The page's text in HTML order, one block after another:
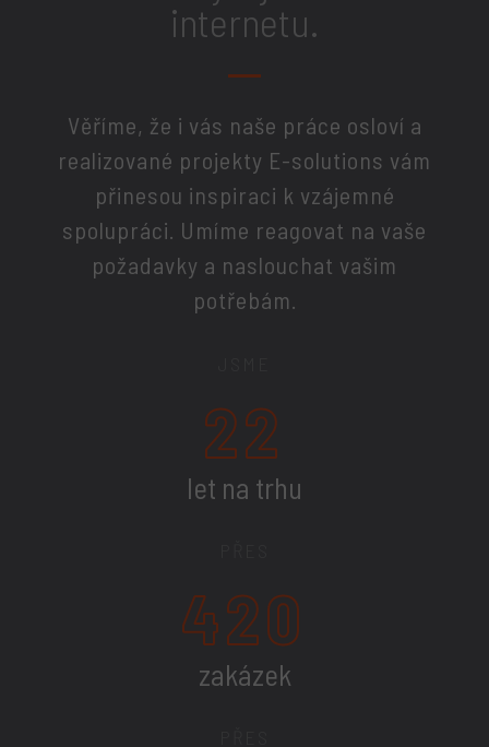
internetu.
Věříme, že i vás naše práce osloví a
realizované projekty E-solutions vám
přinesou inspiraci k vzájemné
spolupráci. Umíme reagovat na vaše
požadavky a naslouchat vašim
potřebám.
22
let na trhu
420
zakázek